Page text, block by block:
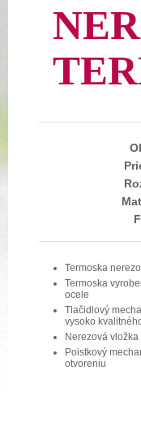
Termoska
Termoska
ocele
Tlačidlový
vysoko
Nerezová
Poistkový
otvoreniu